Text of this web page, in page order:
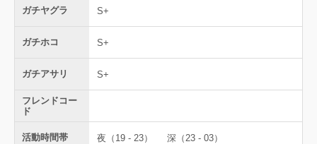
ガチヤグラ S+
ガチホコ S+
ガチアサリ S+
フレンドコー
ド
活動時間帯 夜（19 - 23） 深（23 - 03）